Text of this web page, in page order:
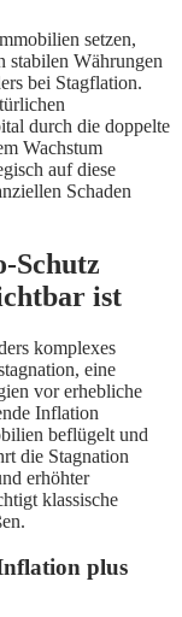
setzen,
stabilen Währungen
bei Stagflation.
durch die doppelte
Wachstum
auf diese
Schaden
Schutz
ist
komplexes
eine
vor erhebliche
Inflation
beflügelt und
die Stagnation
erhöhter
klassische
plus